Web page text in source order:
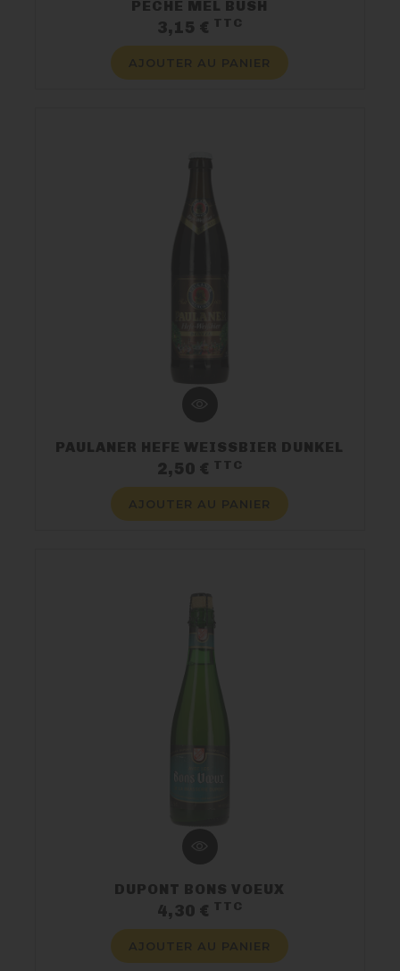
PECHE MEL BUSH
3,15 € TTC
AJOUTER AU PANIER
PAULANER HEFE WEISSBIER DUNKEL
2,50 € TTC
AJOUTER AU PANIER
DUPONT BONS VOEUX
4,30 € TTC
AJOUTER AU PANIER